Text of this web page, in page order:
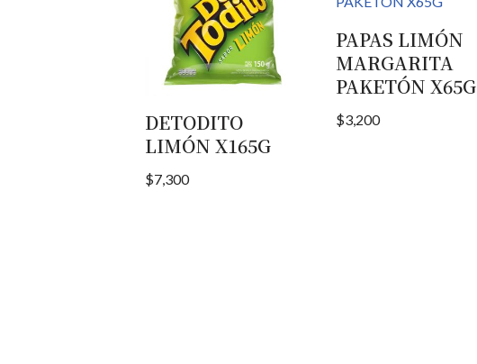
DETODITO
LIMÓN X165G
$7,300
PAPAS LIMÓN
MARGARITA
PAKETÓN X65G
$3,200